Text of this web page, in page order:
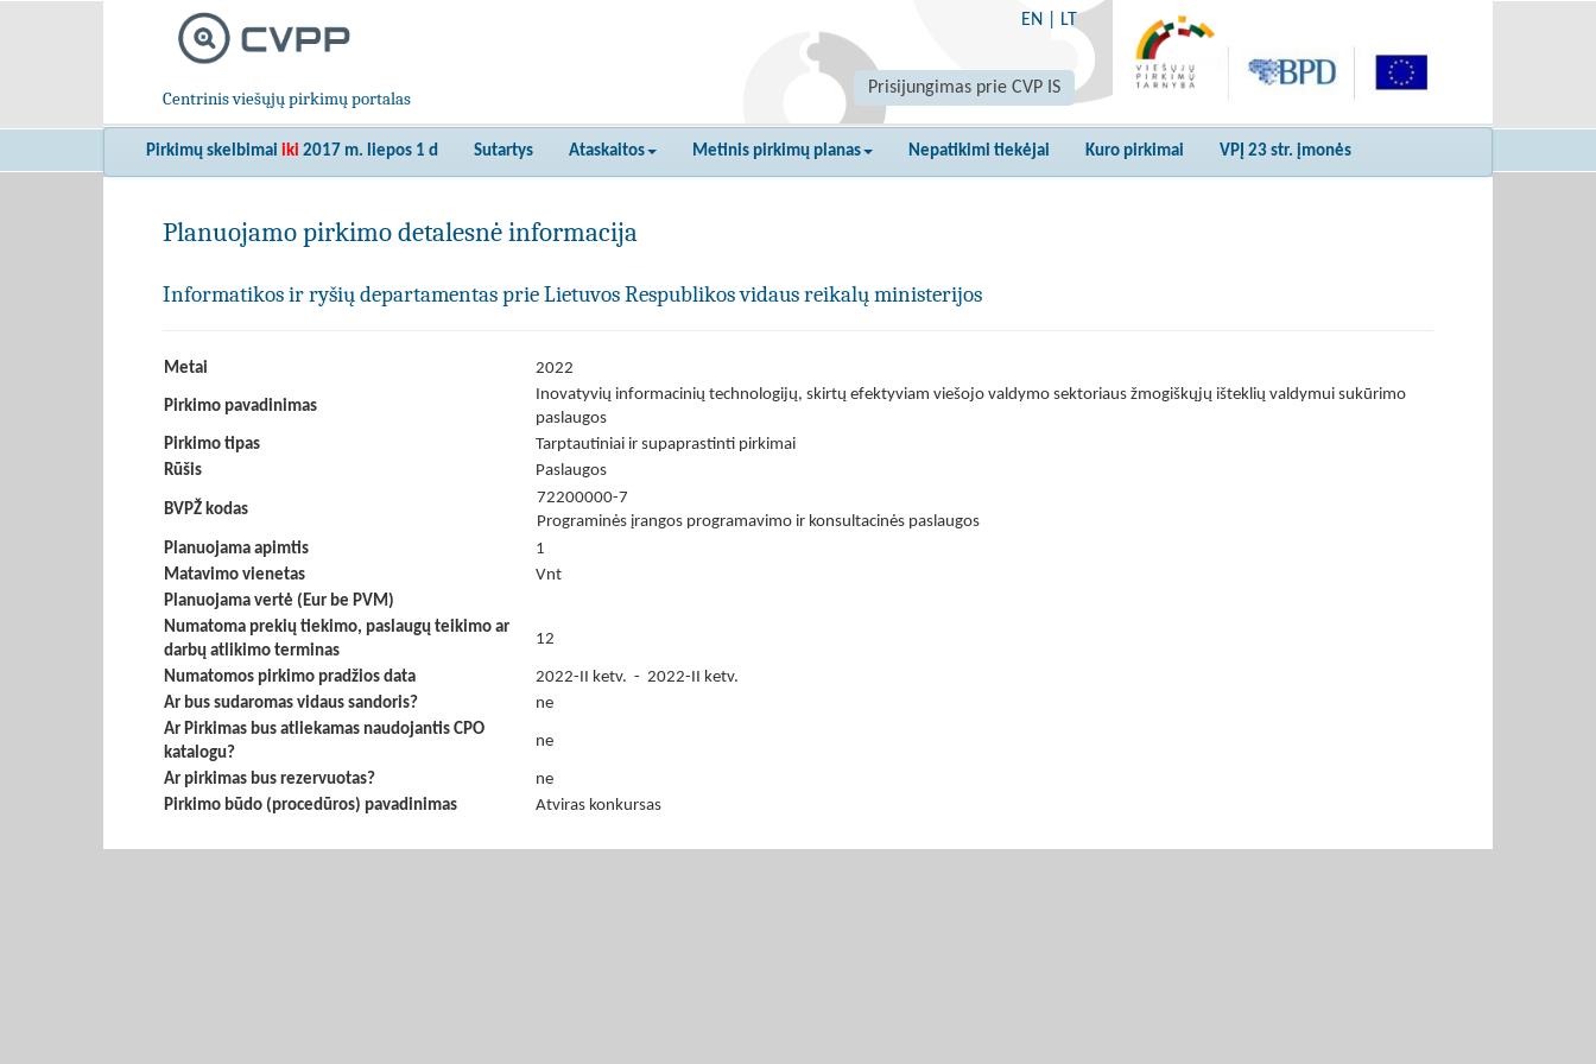
Centrinis viešųjų pirkimų portalas
EN LT
Prisijungimas prie CVP IS
Pirkimų skelbimai iki 2017 m. liepos 1 d Sutartys Ataskaitos Metinis pirkimų planas Nepatikimi tiekėjai Kuro pirkimai VPĮ 23 str. įmonės
Planuojamo pirkimo detalesnė informacija
Informatikos ir ryšių departamentas prie Lietuvos Respublikos vidaus reikalų ministerijos
Metai 2022
Pirkimo pavadinimas
Inovatyvių informacinių technologijų, skirtų efektyviam viešojo valdymo sektoriaus žmogiškųjų išteklių valdymui sukūrimo
paslaugos
Pirkimo tipas
Tarptautiniai ir supaprastinti pirkimai
Rūšis
Paslaugos
BVPŽ kodas
72200000-7
Programinės įrangos programavimo ir konsultacinės paslaugos
Planuojama apimtis
1
Matavimo vienetas
Vnt
Planuojama vertė (Eur be PVM)
Numatoma prekių tiekimo, paslaugų teikimo ar
darbų atlikimo terminas
12
Numatomos pirkimo pradžios data
2022-II ketv. - 2022-II ketv.
Ar bus sudaromas vidaus sandoris?
ne
Ar Pirkimas bus atliekamas naudojantis CPO
katalogu?
ne
Ar pirkimas bus rezervuotas?
ne
Pirkimo būdo (procedūros) pavadinimas
Atviras konkursas